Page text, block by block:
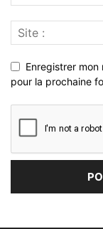
Enregistrer
pour la prochaine